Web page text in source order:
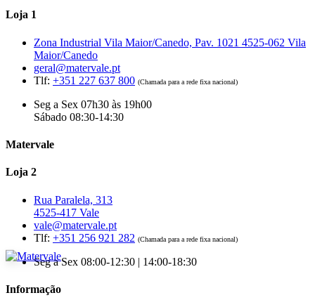
Loja 1
Zona Industrial Vila Maior/Canedo, Pav. 1021 4525-062 Vila
Maior/Canedo
geral@matervale.pt
Tlf: +351 227 637 800 (Chamada para a rede fixa nacional)
Seg a Sex 07h30 às 19h00
Sábado 08:30-14:30
Matervale
Loja 2
Rua Paralela, 313
4525-417 Vale
vale@matervale.pt
Tlf: +351 256 921 282 (Chamada para a rede fixa nacional)
Seg a Sex 08:00-12:30 | 14:00-18:30
Informação